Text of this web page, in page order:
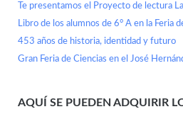
Te presentamos el Proyecto de lectura
Libro de los alumnos de 6° A en la Feria
453 años de historia, identidad y futuro
Gran Feria de Ciencias en el José
AQUÍ SE PUEDEN ADQUIRIR